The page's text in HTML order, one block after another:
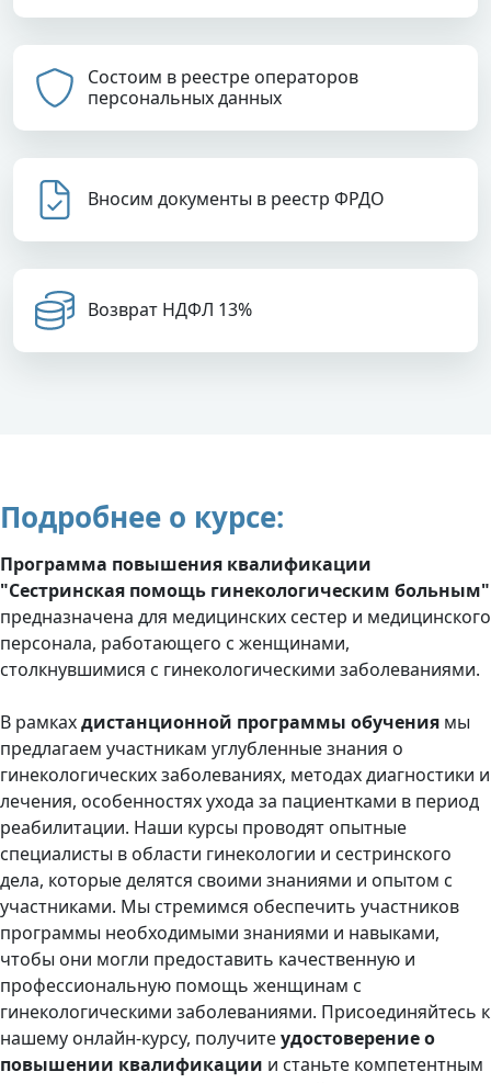
Состоим в реестре операторов
персональных данных
Вносим документы в реестр ФРДО
Возврат НДФЛ 13%
Подробнее о курсе:
Программа повышения квалификации
"Сестринская помощь гинекологическим больным"
предназначена для медицинских сестер и медицинского
персонала, работающего с женщинами,
столкнувшимися с гинекологическими заболеваниями.
В рамкахдистанционной программы обучения мы
предлагаем участникам углубленные знания о
гинекологических заболеваниях, методах диагностики и
лечения, особенностях ухода за пациентками в период
реабилитации. Наши курсы проводят опытные
специалисты в области гинекологии и сестринского
дела, которые делятся своими знаниями и опытом с
участниками. Мы стремимся обеспечить участников
программы необходимыми знаниями и навыками,
чтобы они могли предоставить качественную и
профессиональную помощь женщинам с
гинекологическими заболеваниями. Присоединяйтесь к
нашему онлайн-курсу, получитеудостоверение о
повышении квалификации и станьте компетентным